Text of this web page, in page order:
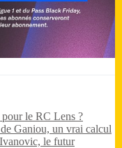
le RC Lens ?
Ganiou, un vrai calcul
le futur